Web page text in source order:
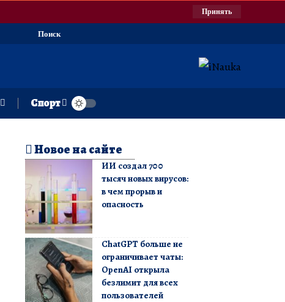
Принять
Поиск
Спорт
Новое на сайте
ИИ создал 700
тысяч новых вирусов:
в чем прорыв и
опасность
ChatGPT больше не
ограничивает чаты:
OpenAI открыла
безлимит для всех
пользователей